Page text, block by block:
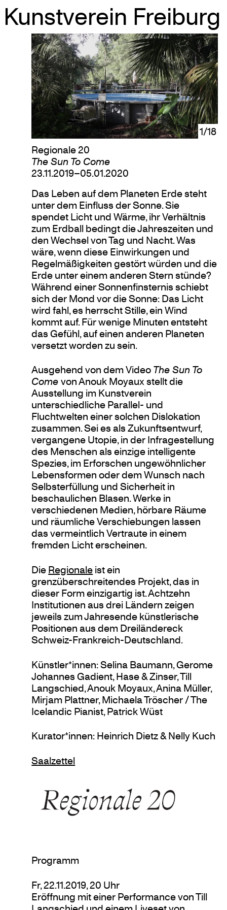
Kunstverein Freiburg
Skip
to
content
1/18
Regionale 20
The Sun To Come
23.11.2019–05.01.2020
Das Leben auf dem Planeten Erde steht
unter dem Einfluss der Sonne. Sie
spendet Licht und Wärme, ihr Verhältnis
zum Erdball bedingt die Jahreszeiten und
den Wechsel von Tag und Nacht. Was
wäre, wenn diese Einwirkungen und
Regelmäßigkeiten gestört würden und die
Erde unter einem anderen Stern stünde?
Während einer Sonnenfinsternis schiebt
sich der Mond vor die Sonne: Das Licht
wird fahl, es herrscht Stille, ein Wind
kommt auf. Für wenige Minuten entsteht
das Gefühl, auf einen anderen Planeten
versetzt worden zu sein.
Ausgehend von dem VideoThe Sun To
Comevon Anouk Moyaux stellt die
Ausstellung im Kunstverein
unterschiedliche Parallel- und
Fluchtwelten einer solchen Dislokation
zusammen. Sei es als Zukunftsentwurf,
vergangene Utopie, in der Infragestellung
des Menschen als einzige intelligente
Spezies, im Erforschen ungewöhnlicher
Lebensformen oder dem Wunsch nach
Selbsterfüllung und Sicherheit in
beschaulichen Blasen. Werke in
verschiedenen Medien, hörbare Räume
und räumliche Verschiebungen lassen
das vermeintlich Vertraute in einem
fremden Licht erscheinen.
DieRegionaleist ein
grenzüberschreitendes Projekt, das in
dieser Form einzigartig ist. Achtzehn
Institutionen aus drei Ländern zeigen
jeweils zum Jahresende künstlerische
Positionen aus dem Dreiländereck
Schweiz-Frankreich-Deutschland.
Künstler*innen: Selina Baumann, Gerome
Johannes Gadient, Hase & Zinser, Till
Langschied, Anouk Moyaux, Anina Müller,
Mirjam Plattner, Michaela Tröscher / The
Icelandic Pianist, Patrick Wüst
Kurator*innen: Heinrich Dietz & Nelly Kuch
Saalzettel
Programm
Fr, 22.11.2019, 20 Uhr
Eröffnung mit einer Performance von Till